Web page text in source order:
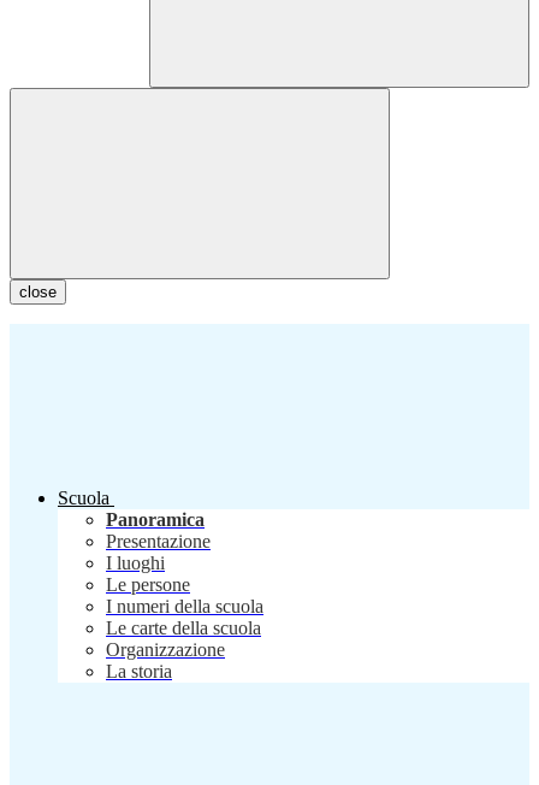
close
Scuola
Panoramica
Presentazione
I luoghi
Le persone
I numeri della scuola
Le carte della scuola
Organizzazione
La storia